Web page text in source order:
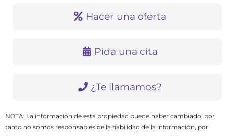
Hacer una oferta
Pida una cita
¿Te llamamos?
NOTA: La información de esta propiedad puede haber cambiado, por
tanto no somos responsables de la fiabilidad de la información, por